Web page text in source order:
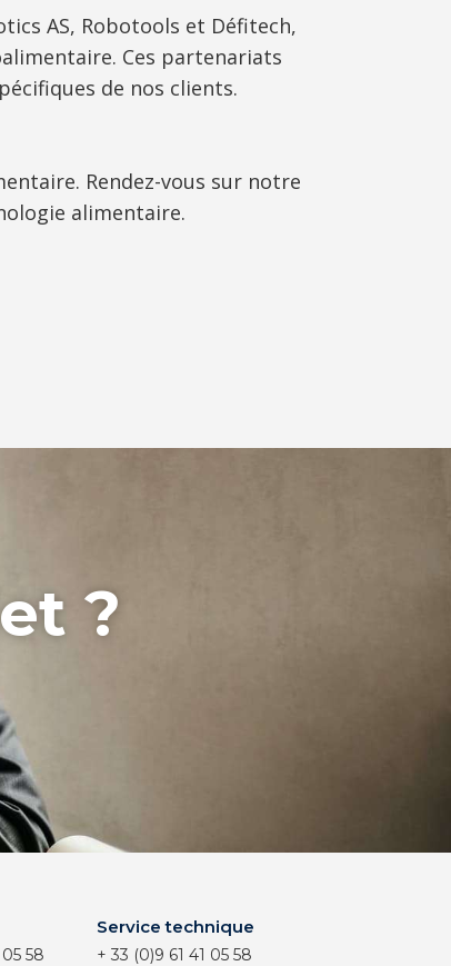
AS, Robotools et Défitech,
Ces partenariats
de nos clients.
Rendez-vous sur notre
alimentaire.
?
58
Service technique
+ 33 (0)9 61 41 05 58